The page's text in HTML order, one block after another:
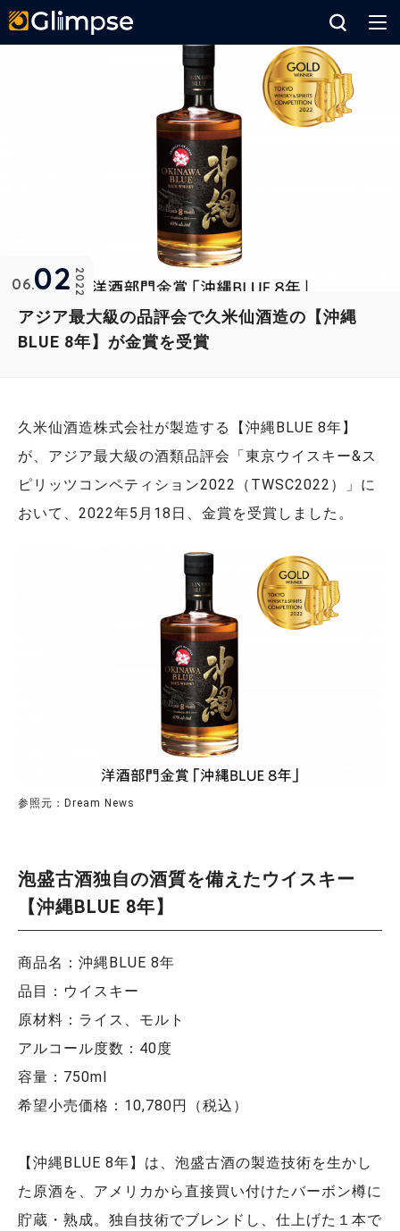
アジア最大級の品評会で久米仙酒造の【沖縄
BLUE 8年】が金賞を受賞
2022
06 02
久米仙酒造株式会社が製造する【沖縄BLUE 8年】
が、アジア最大級の酒類品評会「東京ウイスキー&ス
ピリッツコンペティション2022（TWSC2022）」に
おいて、2022年5月18日、金賞を受賞しました。
参照元：Dream News
泡盛古酒独自の酒質を備えたウイスキー
【沖縄BLUE 8年】
商品名：沖縄BLUE 8年
品目：ウイスキー
原材料：ライス、モルト
アルコール度数：40度
容量：750ml
希望小売価格：10,780円（税込）
【沖縄BLUE 8年】は、泡盛古酒の製造技術を生かし
た原酒を、アメリカから直接買い付けたバーボン樽に
貯蔵・熟成。独自技術でブレンドし、仕上げた１本で